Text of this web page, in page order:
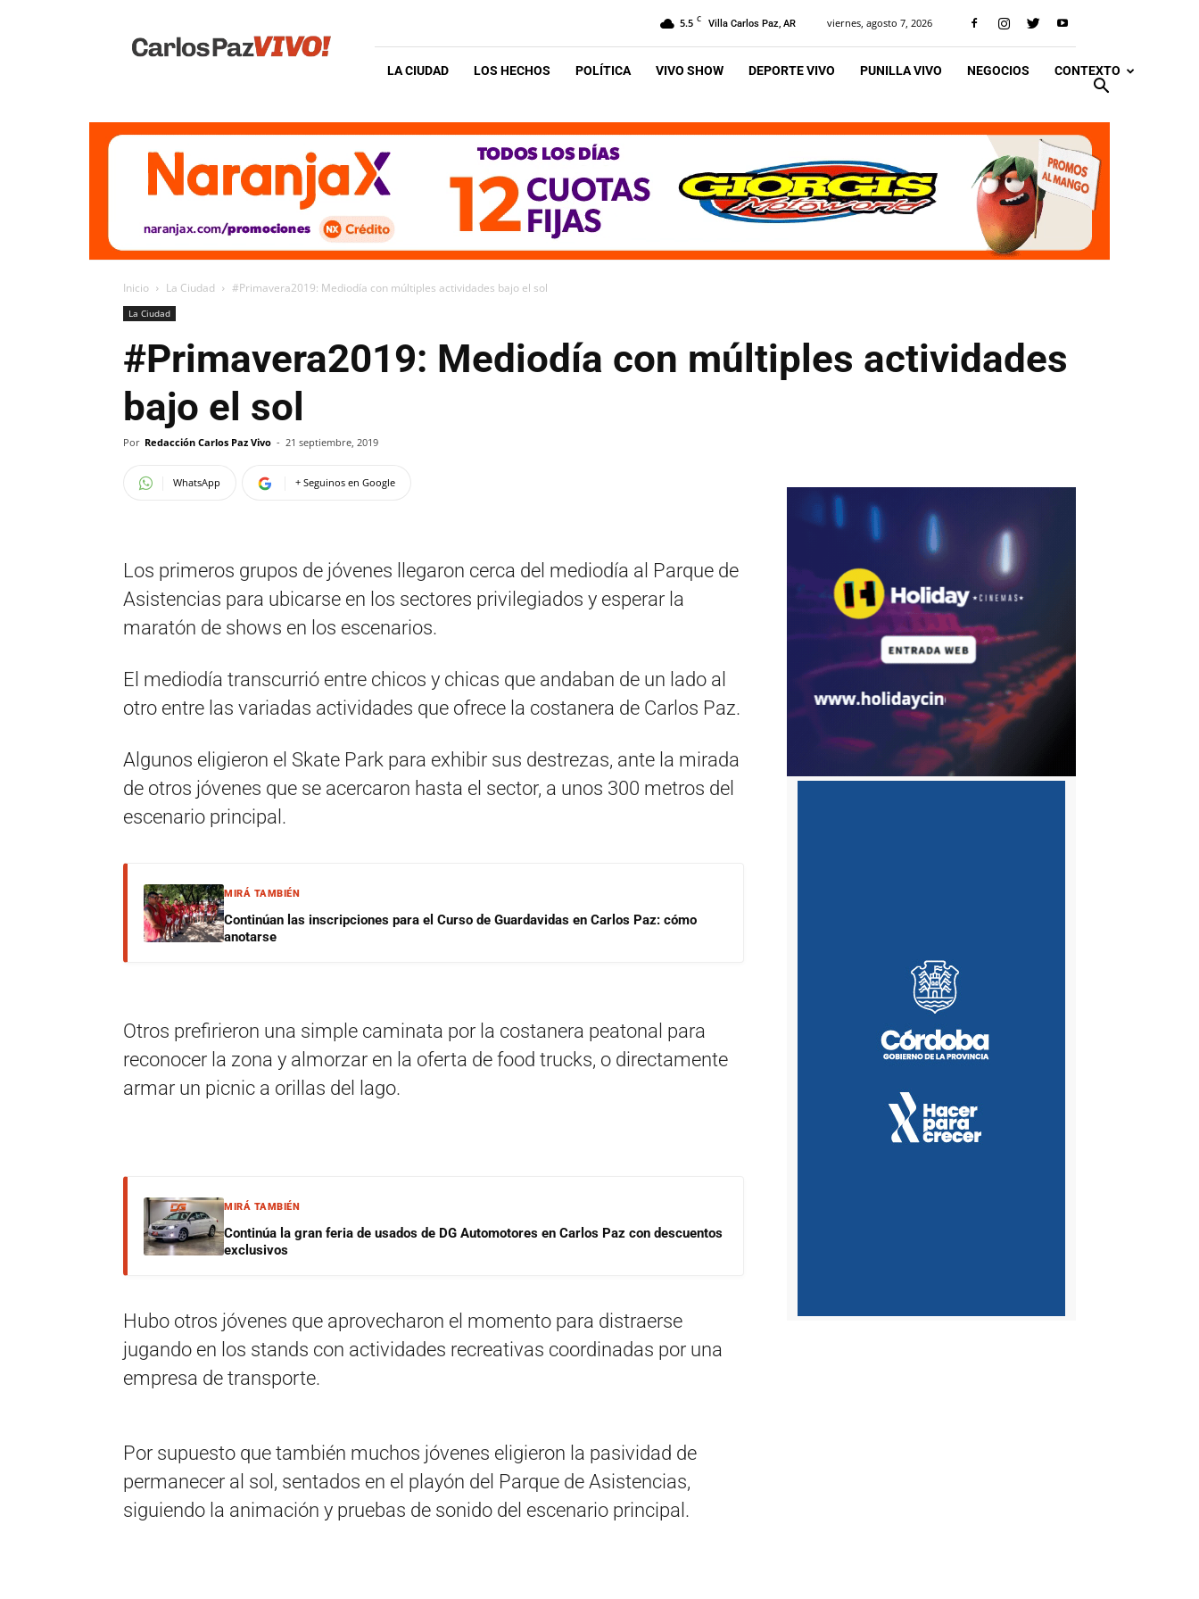
Vivo
5.5 C Villa Carlos Paz, AR viernes, agosto 7, 2026
LA CIUDAD LOS HECHOS POLÍTICA VIVO SHOW DEPORTE VIVO PUNILLA VIVO NEGOCIOS CONTEXTO
Inicio La Ciudad #Primavera2019: Mediodía con múltiples actividades bajo el sol
La Ciudad
#Primavera2019: Mediodía con múltiples actividades
bajo el sol
Por Redacción Carlos Paz Vivo - 21 septiembre, 2019
WhatsApp + Seguinos en Google
Los primeros grupos de jóvenes llegaron cerca del mediodía al Parque de
Asistencias para ubicarse en los sectores privilegiados y esperar la
maratón de shows en los escenarios.
El mediodía transcurrió entre chicos y chicas que andaban de un lado al
otro entre las variadas actividades que ofrece la costanera de Carlos Paz.
Algunos eligieron el Skate Park para exhibir sus destrezas, ante la mirada
de otros jóvenes que se acercaron hasta el sector, a unos 300 metros del
escenario principal.
MIRÁ TAMBIÉN
Continúan las inscripciones para el Curso de Guardavidas en Carlos Paz: cómo
anotarse
Otros prefirieron una simple caminata por la costanera peatonal para
reconocer la zona y almorzar en la oferta de food trucks, o directamente
armar un picnic a orillas del lago.
MIRÁ TAMBIÉN
Continúa la gran feria de usados de DG Automotores en Carlos Paz con descuentos
exclusivos
Hubo otros jóvenes que aprovecharon el momento para distraerse
jugando en los stands con actividades recreativas coordinadas por una
empresa de transporte.
Por supuesto que también muchos jóvenes eligieron la pasividad de
permanecer al sol, sentados en el playón del Parque de Asistencias,
siguiendo la animación y pruebas de sonido del escenario principal.